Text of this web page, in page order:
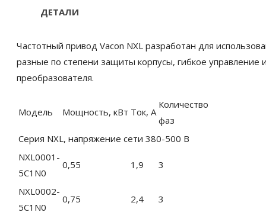
ДЕТАЛИ
Частотный привод Vacon NXL разработан для
разные по степени защиты корпусы, гибкое управление
преобразователя.
Модель Мощность, кВт Ток, А
Количество
фаз
Серия NXL, напряжение сети 380-500 B
NXL0001-
5C1N0
0,55 1,9 3
NXL0002-
5C1N0
0,75 2,4 3